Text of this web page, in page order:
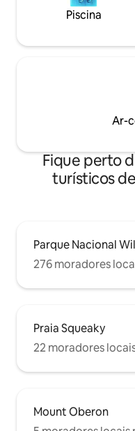
Piscina
Ar-
Fique perto
turísticos
Parque Nacional
276 moradores
Praia Squeaky
22 moradores
Mount Oberon